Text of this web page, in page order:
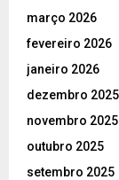
março 2026
fevereiro 2026
janeiro 2026
dezembro 2025
novembro 2025
outubro 2025
setembro 2025